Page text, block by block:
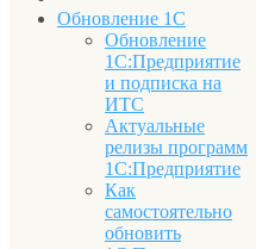
Обновление 1С
Обновление
1С:Предприятие
и подписка на
ИТС
Актуальные
релизы программ
1С:Предприятие
Как
самостоятельно
обновить